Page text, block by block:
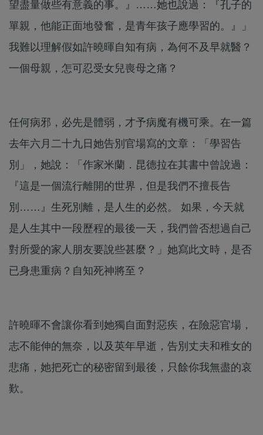
望盡量做些有意義的事。』……她也說過：『孔子的
單親，他能正面地發奮，是青年孩子應學習的。』」
我難以理解假如許曉暉自知有病，為何不及早就醫？
一個母親，怎可忍受女兒喪母之痛？
任何病邪，必先是體弱，才予病魔有機可乘。在一篇
去年六月二十九日她告別官場寫的文章：「學習告
別」，她說：「作家米蘭．昆德拉在其書中曾說過：
『這是一個流行離開的世界，但是我們不擅長告
別……』生死別離，是人生的必然。 如果，今天就
是人生其中一段歷程的最後一天，我們曾否想過自己
對所愛的家人朋友要說些甚麼？」她寫此文時，是否
已身患重病？自知死神將至？
許曉暉不會讓你看到她獨自面對惡疾，在險惡官場，
志不能伸的無奈，以及英年早逝，告別丈夫和稚女的
悲痛，她把死亡的秘密留到最後，只餘你我無盡的哀
歎。